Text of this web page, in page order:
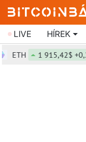
LIVE HÍREK
1 915,42$ +0,28%